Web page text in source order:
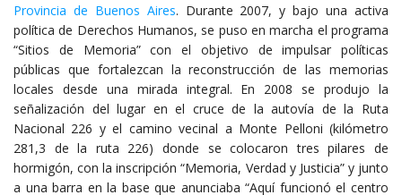
Provincia de Buenos Aires. Durante 2007, y bajo una activa
política de Derechos Humanos, se puso en marcha el programa
“Sitios de Memoria” con el objetivo de impulsar políticas
públicas que fortalezcan la reconstrucción de las memorias
locales desde una mirada integral. En 2008 se produjo la
señalización del lugar en el cruce de la autovía de la Ruta
Nacional 226 y el camino vecinal a Monte Pelloni (kilómetro
281,3 de la ruta 226) donde se colocaron tres pilares de
hormigón, con la inscripción “Memoria, Verdad y Justicia” y junto
a una barra en la base que anunciaba “Aquí funcionó el centro